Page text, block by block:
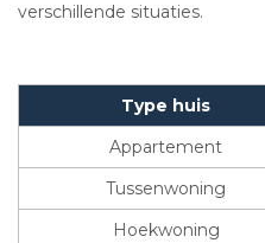
verschillende situaties.
Type huis
Appartement
Tussenwoning
Hoekwoning